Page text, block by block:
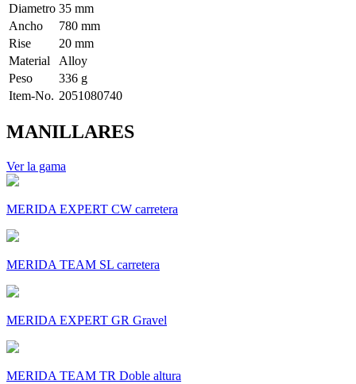
Diametro 35 mm
Ancho
780 mm
Rise
20 mm
Material
Alloy
Peso
336 g
Item-No. 2051080740
MANILLARES
Ver la gama
MERIDA EXPERT CW carretera
MERIDA TEAM SL carretera
MERIDA EXPERT GR Gravel
MERIDA TEAM TR Doble altura